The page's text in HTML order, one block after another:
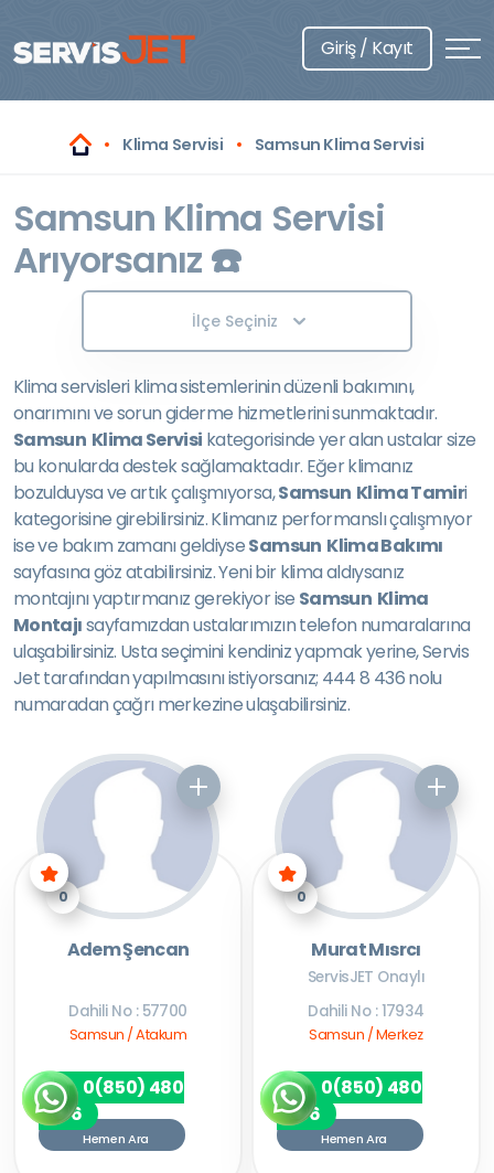
Giriş / Kayıt
Klima Servisi Samsun Klima Servisi
Samsun Klima Servisi
Arıyorsanız ☎️
İlçe Seçiniz
Klima servisleri klima sistemlerinin düzenli bakımını,
onarımını ve sorun giderme hizmetlerini sunmaktadır.
Samsun Klima Servisi kategorisinde yer alan ustalar size
bu konularda destek sağlamaktadır. Eğer klimanız
bozulduysa ve artık çalışmıyorsa,Samsun Klima Tamiri
kategorisine girebilirsiniz. Klimanız performanslı çalışmıyor
ise ve bakım zamanı geldiyseSamsun Klima Bakımı
sayfasına göz atabilirsiniz. Yeni bir klima aldıysanız
montajını yaptırmanız gerekiyor ise Samsun Klima
Montajısayfamızdan ustalarımızın telefon numaralarına
ulaşabilirsiniz. Usta seçimini kendiniz yapmak yerine, Servis
Jet tarafından yapılmasını istiyorsanız; 444 8 436 nolu
numaradan çağrı merkezine ulaşabilirsiniz.
0
Adem Şencan
Dahili No : 57700
Samsun / Atakum
0(850) 480
7256
Hemen Ara
0
Murat Mısrcı
ServisJET Onaylı
Dahili No : 17934
Samsun / Merkez
0(850) 480
7256
Hemen Ara